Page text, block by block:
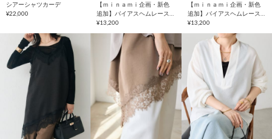
シアーシャツカーデ
¥22,000
【ｍｉｎａｍｉ企画・新色
追加】バイアスヘムレース
キャミソール
¥13,200
【ｍｉｎａｍｉ企画・新色
追加】バイアスヘムレース
キャミソール
¥13,200